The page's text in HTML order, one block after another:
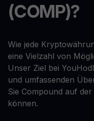
(COMP)?
Wie jede
eine Vielzahl von
Unser Ziel bei
und umfassenden
Sie Compound auf
können.